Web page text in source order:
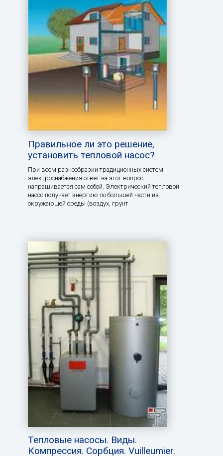
Правильное ли это решение,
установить тепловой насос?
При всем разнообразии традиционных систем
электроснабжения ответ на этот вопрос
напрашивается сам собой. Электрический тепловой
насос получает энергию по большей части из
окружающей среды (воздух, грунт
Тепловые насосы. Виды.
Компрессия. Сорбция. Vuilleumier.